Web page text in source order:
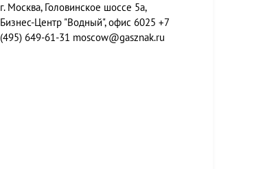
г. Москва, Головинское шоссе 5а,
Бизнес-Центр "Водный", офис 6025 +7
(495) 649-61-31 moscow@gasznak.ru